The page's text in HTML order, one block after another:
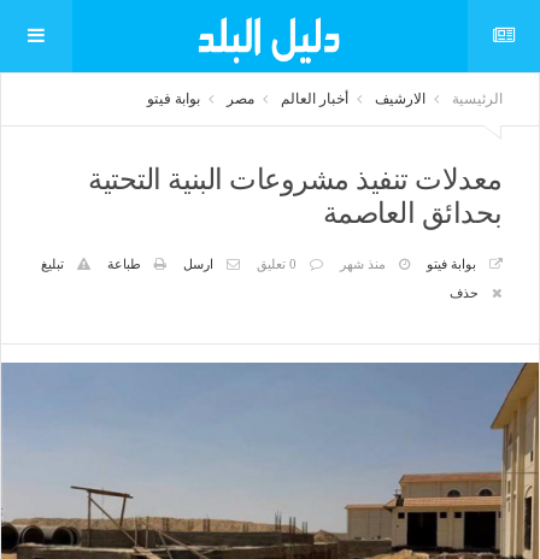
الرئيسية الارشيف أخبار العالم مصر بوابة فيتو
معدلات تنفيذ مشروعات البنية التحتية
بحدائق العاصمة
بوابة فيتو منذ شهر 0 تعليق ارسل طباعة
تبليغ
حذف